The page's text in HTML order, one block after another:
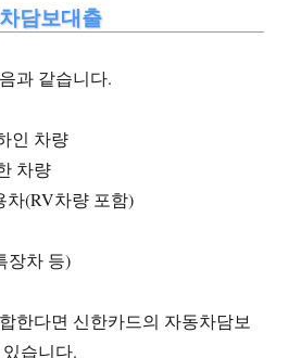
담보대출
과 같습니다.
인 차량
차량
차(RV차량 포함)
장차 등)
한다면 신한카드의 자동차담보
습니다.